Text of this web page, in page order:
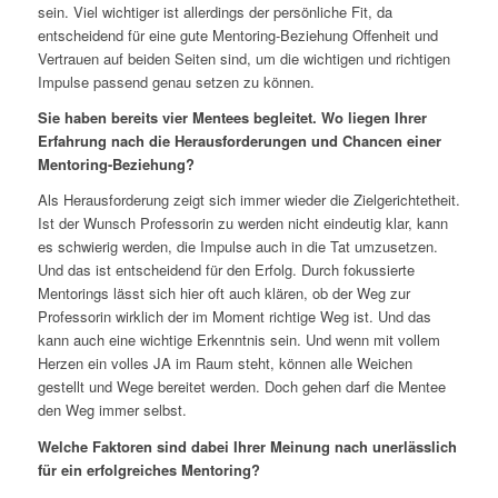
sein. Viel wichtiger ist allerdings der persönliche Fit, da
entscheidend für eine gute Mentoring-Beziehung Offenheit und
Vertrauen auf beiden Seiten sind, um die wichtigen und richtigen
Impulse passend genau setzen zu können.
Sie haben bereits vier Mentees begleitet. Wo liegen Ihrer
Erfahrung nach die Herausforderungen und Chancen einer
Mentoring-Beziehung?
Als Herausforderung zeigt sich immer wieder die Zielgerichtetheit.
Ist der Wunsch Professorin zu werden nicht eindeutig klar, kann
es schwierig werden, die Impulse auch in die Tat umzusetzen.
Und das ist entscheidend für den Erfolg. Durch fokussierte
Mentorings lässt sich hier oft auch klären, ob der Weg zur
Professorin wirklich der im Moment richtige Weg ist. Und das
kann auch eine wichtige Erkenntnis sein. Und wenn mit vollem
Herzen ein volles JA im Raum steht, können alle Weichen
gestellt und Wege bereitet werden. Doch gehen darf die Mentee
den Weg immer selbst.
Welche Faktoren sind dabei Ihrer Meinung nach unerlässlich
für ein erfolgreiches Mentoring?